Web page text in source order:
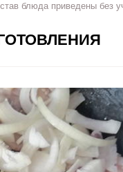
4.2
706.5
0
блюда приведены без